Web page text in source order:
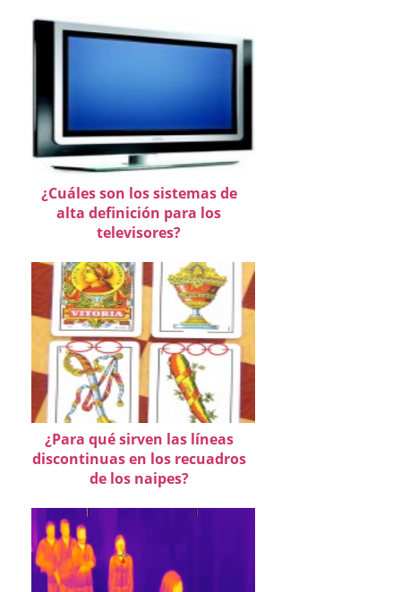
¿Cuáles son los sistemas de
alta definición para los
televisores?
¿Para qué sirven las líneas
discontinuas en los recuadros
de los naipes?